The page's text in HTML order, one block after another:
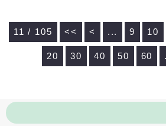
11 / 105 << < ... 9 10
20 30 40 50 60